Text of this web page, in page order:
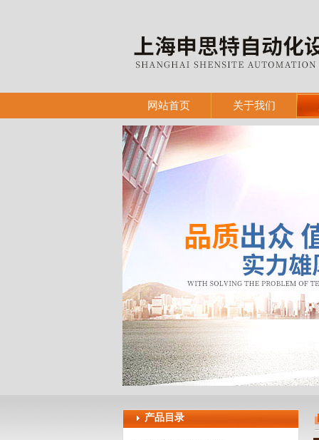
上海申思特自动化设备有限公司
网站首页 关于我们
产品目录